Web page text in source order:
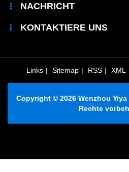
NACHRICHT
KONTAKTIERE UNS
Links | Sitemap | RSS | XML
Copyright © 2026 Wenzhou
Rechte